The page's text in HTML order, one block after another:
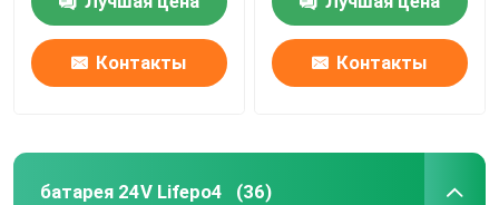
Контакты
солнечным
Контакты
батарея 24V Lifepo4 (36)